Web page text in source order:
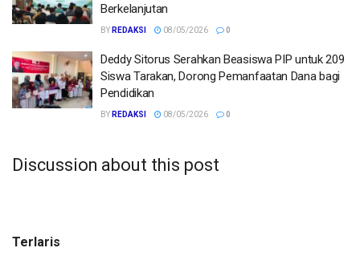
Berkelanjutan
BY REDAKSI 08/05/2026 0
Deddy Sitorus Serahkan Beasiswa PIP untuk 209
Siswa Tarakan, Dorong Pemanfaatan Dana bagi
Pendidikan
BY REDAKSI 08/05/2026 0
Discussion about this post
Terlaris